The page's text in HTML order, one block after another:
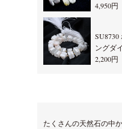
4,950円
ングダ
2,200円
たくさんの天然石の中